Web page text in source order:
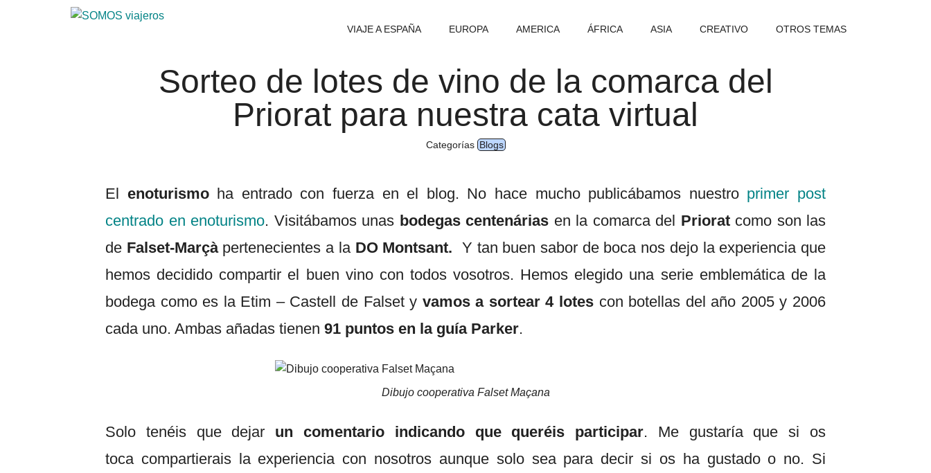
viajeros
VIAJE A ESPAÑA EUROPA AMERICA ÁFRICA ASIA CREATIVO OTROS TEMAS
Sorteo de lotes de vino de la comarca del
Priorat para nuestra cata virtual
Categorías Blogs
El enoturismoha entrado con fuerza en el blog. No hace mucho publicábamos nuestro primer post
centrado en enoturismo. Visitábamos unas bodegas centenárias en la comarca del Prioratcomo son las
de Falset-Marçà pertenecientes a laDO Montsant. Y tan buen sabor de boca nos dejo la experiencia que
hemos decidido compartir el buen vino con todos vosotros. Hemos elegido una serie emblemática de la
bodega como es la Etim – Castell de Falset y vamos a sortear 4 lotes con botellas del año 2005 y 2006
cada uno. Ambas añadas tienen 91 puntos en la guía Parker.
Dibujo cooperativa Falset Maçana
Solo tenéis que dejar un comentario indicando que queréis participar. Me gustaría que si os
toca compartierais la experiencia con nosotros aunque solo sea para decir si os ha gustado o no. Si